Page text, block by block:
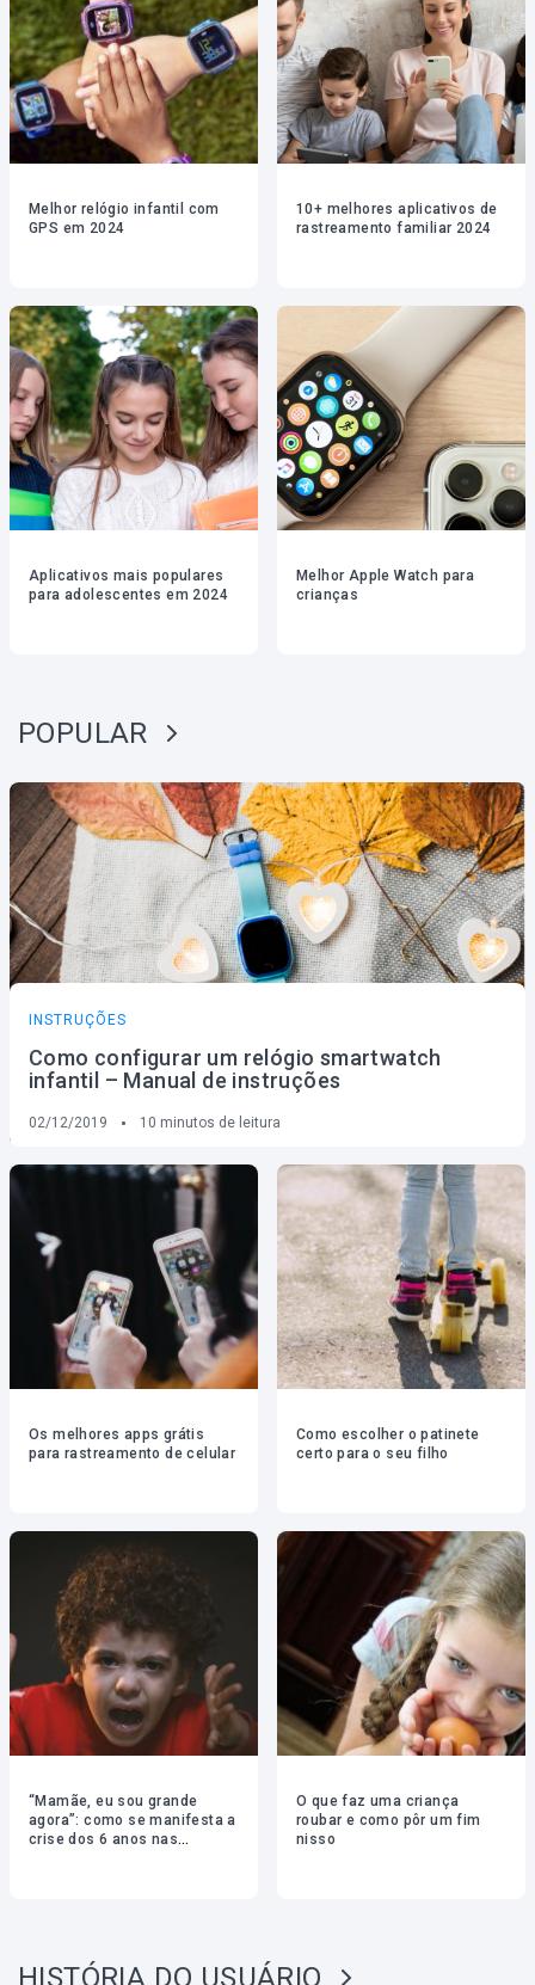
Melhor relógio infantil com
GPS em 2024
10+ melhores aplicativos de
rastreamento familiar 2024
Aplicativos mais populares
para adolescentes em 2024
Melhor Apple Watch para
crianças
POPULAR
INSTRUÇÕES
Como configurar um relógio smartwatch
infantil – Manual de instruções
02/12/2019 10 minutos de leitura
Os melhores apps grátis
para rastreamento de celular
Como escolher o patinete
certo para o seu filho
“Mamãe, eu sou grande
agora”: como se manifesta a
crise dos 6 anos nas
O que faz uma criança
roubar e como pôr um fim
nisso
HISTÓRIA DO USUÁRIO